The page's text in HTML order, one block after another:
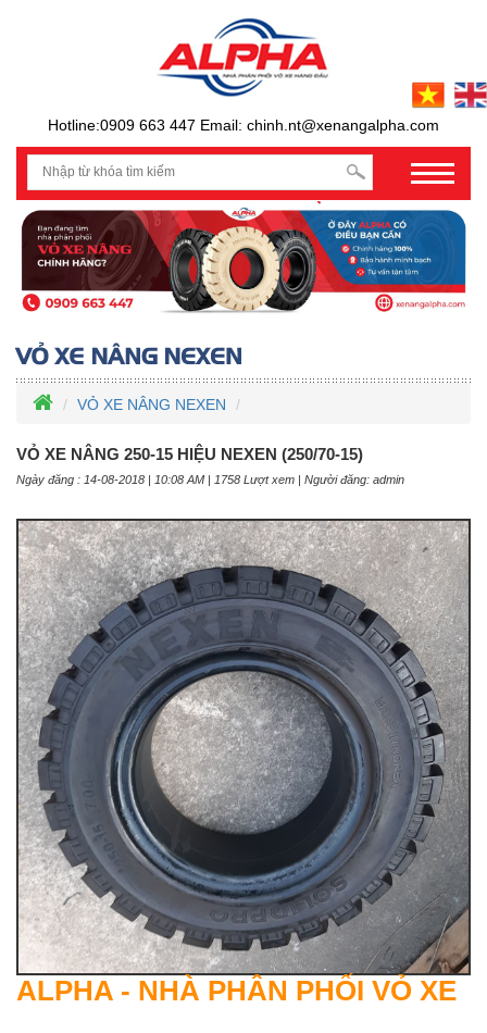
Hotline:0909 663 447 Email: chinh.nt@xenangalpha.com
prev
VỎ XE NÂNG NEXEN
VỎ XE NÂNG 250-15 HIỆU NEXEN (250/70-15)
Ngày đăng : 14-08-2018 | 10:08 AM | 1758 Lượt xem | Người đăng: admin
ALPHA - NHÀ PHÂN PHỐI VỎ XE